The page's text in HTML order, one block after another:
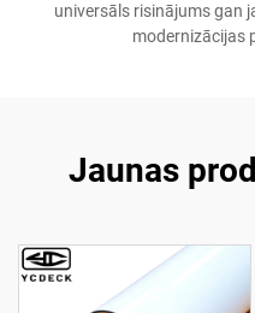
universāls risinājums gan
modernizācijas
Jaunas